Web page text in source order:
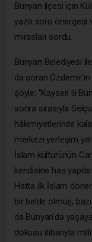
Bünyan ilçesi için
yazılı soru
mirasları sordu.
Bünyan Belediyesi
da soran Özdemir'in
şöyle; "Kayseri ili
sonra sırasıyla
hâkimiyetlerinde
merkezi yerleşim
İslam kültürünün
kendisine has
Hatta ilk İslam
bir belde olmuş,
da Bünyan'da
dokusu itibarıyla